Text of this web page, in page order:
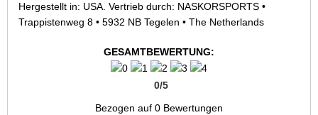
Hergestellt in: USA. Vertrieb durch: NASKORSPORTS •
Trappistenweg 8 • 5932 NB Tegelen • The Netherlands
GESAMTBEWERTUNG:
0/5
Bezogen auf 0 Bewertungen